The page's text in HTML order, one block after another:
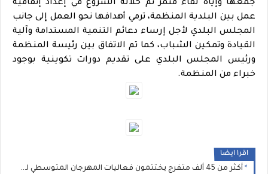
جمعها وإياه لقاء مثمر تم خلاله الشروع في إعداد إتفاقية
عمل بين البلدية المنظمة، ترمي أهدافها نحو العمل إلى جانب
المجلس البلدي لأجل إرساء دعائم التنمية المستدامة وآلية
القيادة وتمكين الشباب، كما تم الاتفاق بين رئيسة المنظمة
ورئيس المجلس البلدي على تقديم دورات تكوينية بوجود
خبراء من المنظمة.
اقرا ايضا
أكثر من 45 ألف متفرج يختتمون فعاليات المهرجان المتوسطي للناظور في أجواء استثنائية